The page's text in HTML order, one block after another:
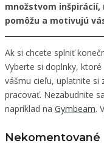
množstvom
pomôžu a motivujú
Ak si chcete splniť
Vyberte si doplnky,
vášmu cieľu, uplatnite si
pracovať. Nezabudnite
napríklad na Gymbeam.
Nekomentované